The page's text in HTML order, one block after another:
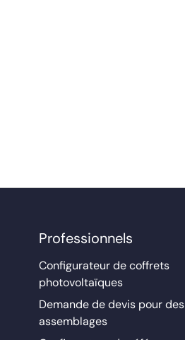
Professionnels
Configurateur de coffrets
photovoltaïques
Demande de devis pour des
assemblages